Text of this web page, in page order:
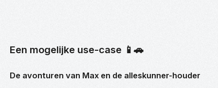
Een mogelijke use-case 📱🚗
De avonturen van Max en de alleskunner-houder